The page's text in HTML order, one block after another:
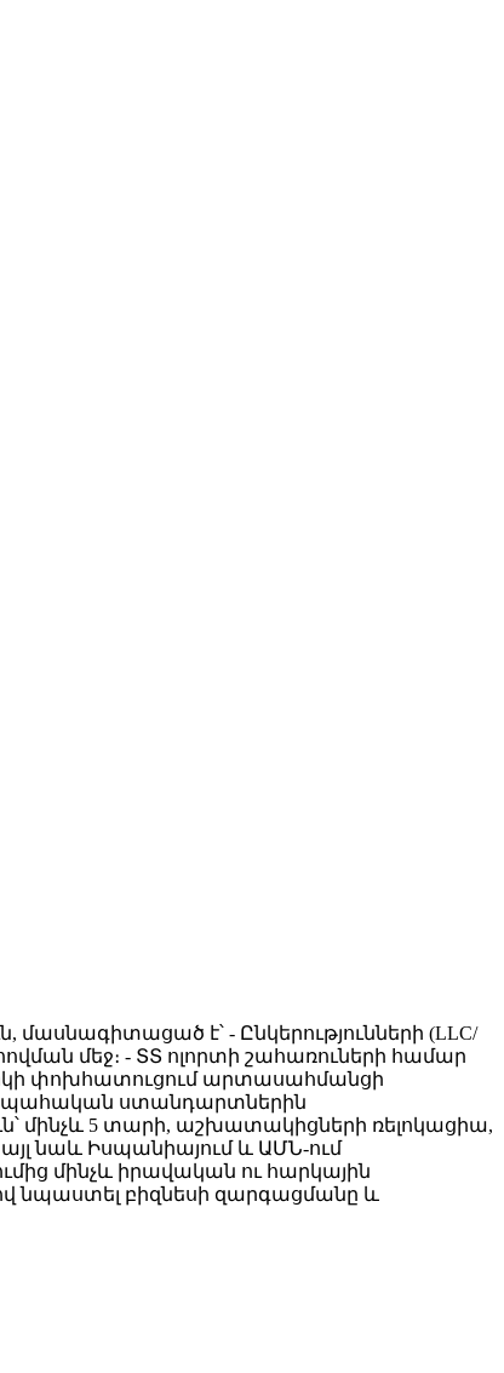
մասնագիտացած է՝ - Ընկերությունների (LLC/
մեջ։ - ՏՏ ոլորտի շահառուների համար
փոխհատուցում արտասահմանցի
ստանդարտներին
մինչև 5 տարի, աշխատակիցների ռելոկացիա,
այլ նաև Իսպանիայում և ԱՄՆ-ում
մինչև իրավական ու հարկային
նպաստել բիզնեսի զարգացմանը և